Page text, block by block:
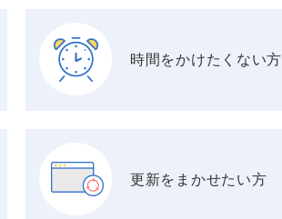
時間をかけたくない方
更新をまかせたい方